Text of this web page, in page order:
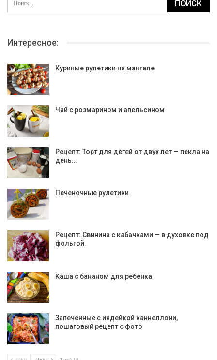
Интересное:
Куриные рулетики на мангале
Чай с розмарином и апельсином
Рецепт: Торт для детей от двух лет — пекла на
день…
Печеночные рулетики
Рецепт: Свинина с кабачками — в духовке под
фольгой.
Каша с бананом для ребенка
Запеченные с индейкой каннеллони,
пошаговый рецепт с фото